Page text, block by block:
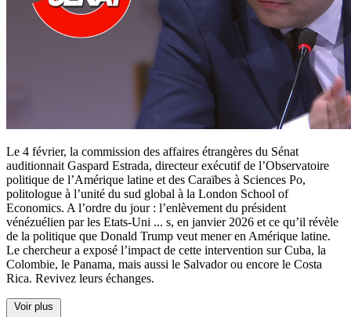
Le 4 février, la commission des affaires étrangères du Sénat
auditionnait Gaspard Estrada, directeur exécutif de l’Observatoire
politique de l’Amérique latine et des Caraïbes à Sciences Po,
politologue à l’unité du sud global à la London School of
Economics. A l’ordre du jour : l’enlèvement du président
vénézuélien par les Etats-Uni ... s, en janvier 2026 et ce qu’il révèle
de la politique que Donald Trump veut mener en Amérique latine.
Le chercheur a exposé l’impact de cette intervention sur Cuba, la
Colombie, le Panama, mais aussi le Salvador ou encore le Costa
Rica. Revivez leurs échanges.
Voir plus